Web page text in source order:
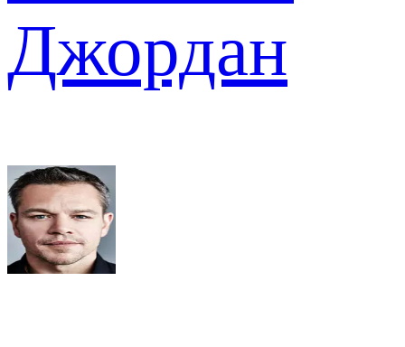
Джордан